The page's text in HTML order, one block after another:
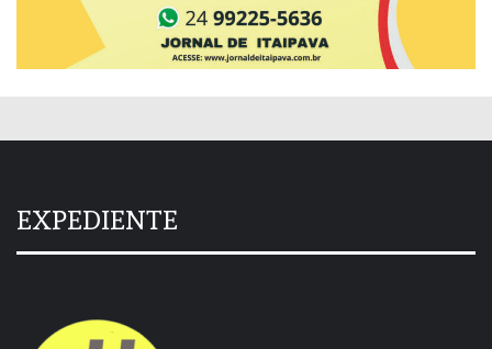
EXPEDIENTE